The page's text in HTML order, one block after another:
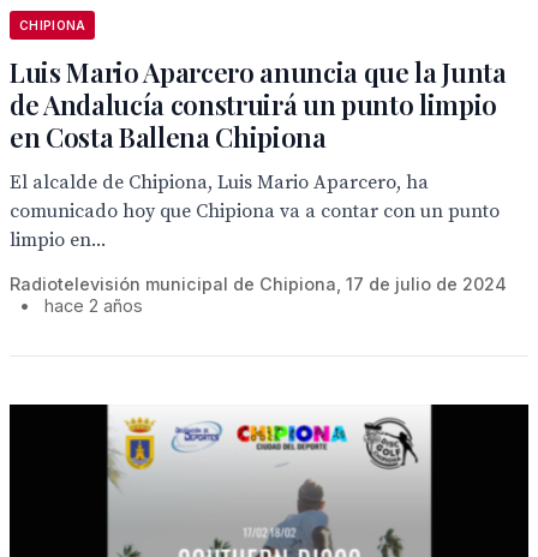
CHIPIONA
Luis Mario Aparcero anuncia que la Junta
de Andalucía construirá un punto limpio
en Costa Ballena Chipiona
El alcalde de Chipiona, Luis Mario Aparcero, ha
comunicado hoy que Chipiona va a contar con un punto
limpio en...
Radiotelevisión municipal de Chipiona, 17 de julio de 2024
•
hace 2 años